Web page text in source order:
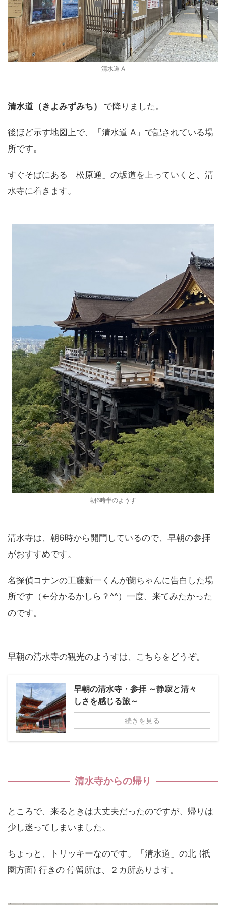
清水道 A
清水道（きよみずみち） で降りました。
後ほど示す地図上で、「清水道 A」で記されている場
所です。
すぐそばにある「松原通」の坂道を上っていくと、清
水寺に着きます。
朝6時半のようす
清水寺は、朝6時から開門しているので、早朝の参拝
がおすすめです。
名探偵コナンの工藤新一くんが蘭ちゃんに告白した場
所です（←分かるかしら？^^）一度、来てみたかった
のです。
早朝の清水寺の観光のようすは、こちらをどうぞ。
早朝の清水寺・参拝 ～静寂と清々
しさを感じる旅～
続きを見る
清水寺からの帰り
ところで、来るときは大丈夫だったのですが、帰りは
少し迷ってしまいました。
ちょっと、トリッキーなのです。「清水道」の北 (祇
園方面) 行きの 停留所は、２カ所あります。